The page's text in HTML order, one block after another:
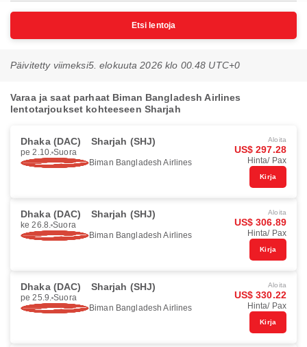
Etsi lentoja
Päivitetty viimeksi5. elokuuta 2026 klo 00.48 UTC+0
Varaa ja saat parhaat Biman Bangladesh Airlines
lentotarjoukset kohteeseen Sharjah
Dhaka (DAC) Sharjah (SHJ)
pe 2.10. Suora
Biman Bangladesh Airlines
Aloita
US$ 297.28
Hinta/ Pax
Kirja
Dhaka (DAC) Sharjah (SHJ)
ke 26.8. Suora
Biman Bangladesh Airlines
Aloita
US$ 306.89
Hinta/ Pax
Kirja
Dhaka (DAC) Sharjah (SHJ)
pe 25.9. Suora
Biman Bangladesh Airlines
Aloita
US$ 330.22
Hinta/ Pax
Kirja